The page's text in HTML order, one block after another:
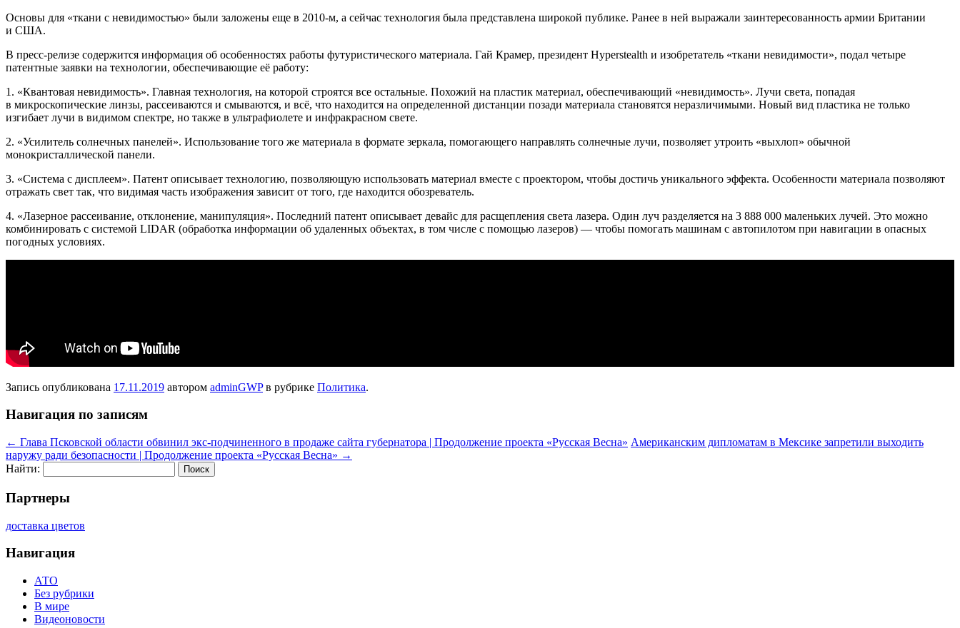
Основы для «ткани с невидимостью» были заложены еще в 2010-м, а сейчас технология была представлена широкой публике. Ранее в ней выражали заинтересованность армии Британии
и США.
В пресс-релизе содержится информация об особенностях работы футуристического материала. Гай Крамер, президент Hyperstealth и изобретатель «ткани невидимости», подал четыре
патентные заявки на технологии, обеспечивающие её работу:
1. «Квантовая невидимость». Главная технология, на которой строятся все остальные. Похожий на пластик материал, обеспечивающий «невидимость». Лучи света, попадая
в микроскопические линзы, рассеиваются и смываются, и всё, что находится на определенной дистанции позади материала становятся неразличимыми. Новый вид пластика не только
изгибает лучи в видимом спектре, но также в ультрафиолете и инфракрасном свете.
2. «Усилитель солнечных панелей». Использование того же материала в формате зеркала, помогающего направлять солнечные лучи, позволяет утроить «выхлоп» обычной
монокристаллической панели.
3. «Система с дисплеем». Патент описывает технологию, позволяющую использовать материал вместе с проектором, чтобы достичь уникального эффекта. Особенности материала позволяют
отражать свет так, что видимая часть изображения зависит от того, где находится обозреватель.
4. «Лазерное рассеивание, отклонение, манипуляция». Последний патент описывает девайс для расщепления света лазера. Один луч разделяется на 3 888 000 маленьких лучей. Это можно
комбинировать с системой LIDAR (обработка информации об удаленных объектах, в том числе с помощью лазеров) — чтобы помогать машинам с автопилотом при навигации в опасных
погодных условиях.
Запись опубликована 17.11.2019 автором adminGWPв рубрике Политика.
Навигация по записям
← Глава Псковской области обвинил экс-подчиненного в продаже сайта губернатора | Продолжение проекта «Русская Весна» Американским дипломатам в Мексике запретили выходить
наружу ради безопасности | Продолжение проекта «Русская Весна» →
Найти:
Партнеры
доставка цветов
Навигация
АТО
Без рубрики
В мире
Видеоновости